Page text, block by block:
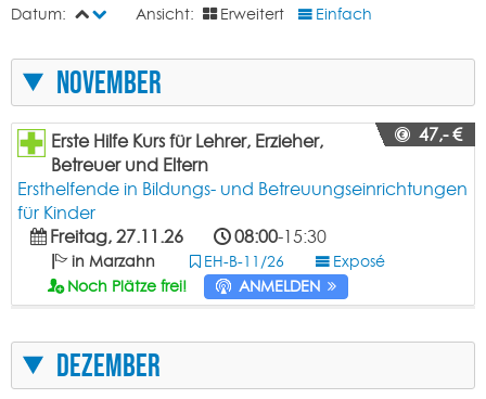
Datum: Ansicht: Erweitert Einfach
November
47,- €
Erste Hilfe Kurs für Lehrer, Erzieher,
Betreuer und Eltern
Ersthelfende in Bildungs- und Betreuungseinrichtungen
für Kinder
Freitag, 27.11.26
08:00-15:30
in Marzahn EH-B-11/26
Exposé
Noch Plätze frei!
ANMELDEN
Dezember